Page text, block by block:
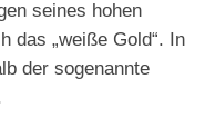
seines hohen
das „weiße Gold“. In
der sogenannte